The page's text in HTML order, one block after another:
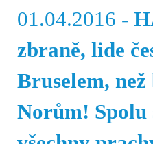
01.04.2016 -
zbraně, lide
Bruselem,
Norům! Spolu